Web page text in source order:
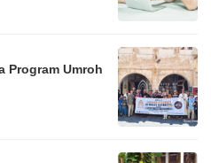
Program Umroh